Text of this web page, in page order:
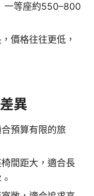
等座約550–800
價格往往更低，
異
預算有限的旅
間距大，適合長